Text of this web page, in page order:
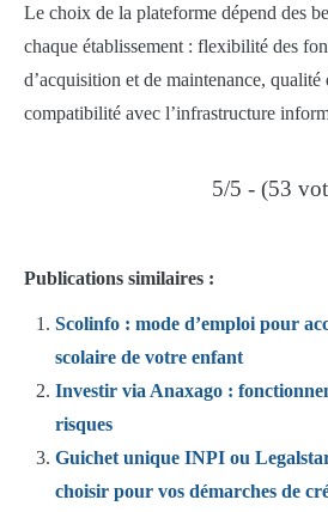
Le choix de la plateforme dépend des
chaque établissement : flexibilité des
d’acquisition et de maintenance,
compatibilité avec l’infrastructure
5/5 - (53
Publications similaires :
Scolinfo : mode d’emploi pour
scolaire de votre enfant
Investir via Anaxago :
risques
Guichet unique INPI ou
choisir pour vos démarches de